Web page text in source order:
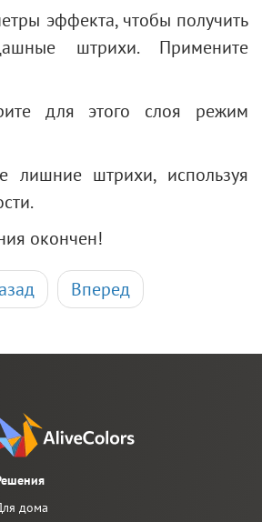
эффекта, чтобы получить
штрихи. Примените
для этого слоя режим
лишние штрихи, используя
окончен!
Вперед
дома